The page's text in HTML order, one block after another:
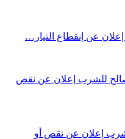
عن إنقطاع التيار…
للشرب إعلان عن نقص
إعلان عن نقص أو